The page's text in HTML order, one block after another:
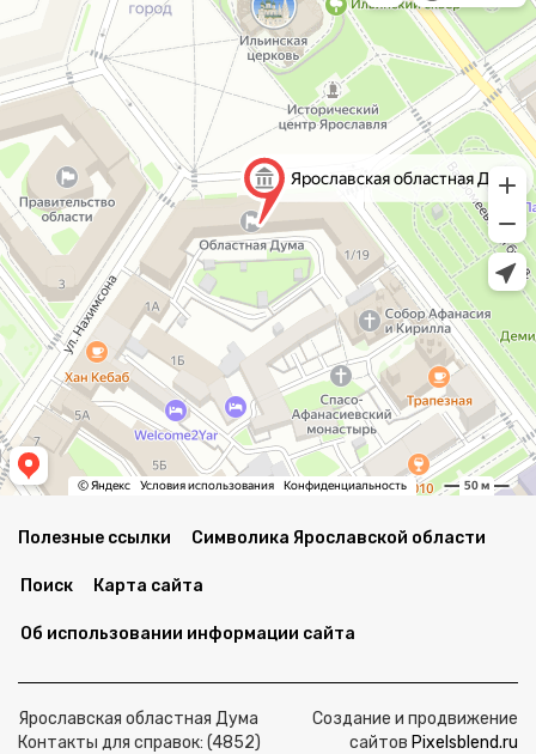
Полезные ссылки Символика Ярославской области
Поиск Карта сайта
Об использовании информации сайта
Ярославская областная Дума
Контакты для справок: (4852)
Создание и продвижение
сайтов Pixelsblend.ru